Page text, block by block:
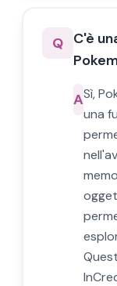
Q C'è
ASì,
una